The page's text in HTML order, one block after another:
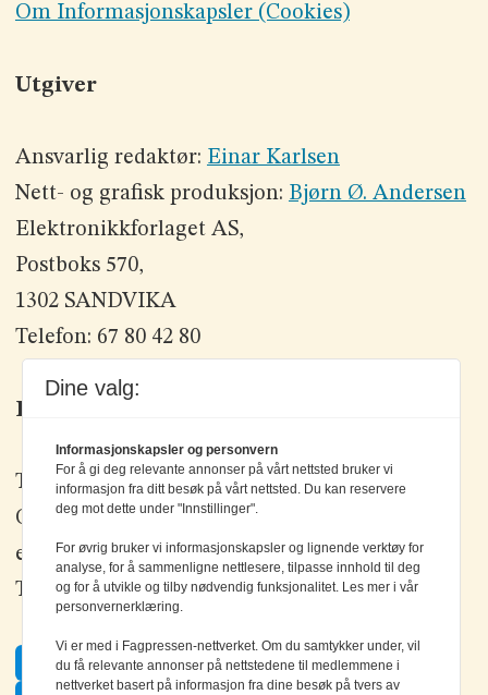
Om Informasjonskapsler (Cookies)
Utgiver
Ansvarlig redaktør: Einar Karlsen
Nett- og grafisk produksjon: Bjørn Ø. Andersen
Elektronikkforlaget AS,
Postboks 570,
1302 SANDVIKA
Telefon: 67 80 42 80
Kontakt oss
Tlf: +47 67 80 42 80
Olav Brunborgs vei 6, 1396 Billingstad
epost: elektronikk@elektronikkforlaget.no
Tips oss:tips@elektronikkforlaget.no
Facebook
Dine valg:
Informasjonskapsler og personvern
For å gi deg relevante annonser på vårt nettsted bruker vi
informasjon fra ditt besøk på vårt nettsted. Du kan reservere
deg mot dette under "Innstillinger".
For øvrig bruker vi informasjonskapsler og lignende verktøy for
analyse, for å sammenligne nettlesere, tilpasse innhold til deg
og for å utvikle og tilby nødvendig funksjonalitet. Les mer i vår
personvernerklæring.
Vi er med i Fagpressen-nettverket. Om du samtykker under, vil
du få relevante annonser på nettstedene til medlemmene i
nettverket basert på informasjon fra dine besøk på tvers av